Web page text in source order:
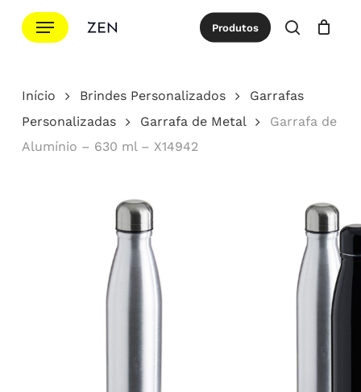
para
principal
Menu Produtos
procurar
Cotação Close
Início Brindes Personalizados
Garrafas
Personalizadas
Garrafa de Metal
Garrafa de
Alumínio – 630 ml – X14942